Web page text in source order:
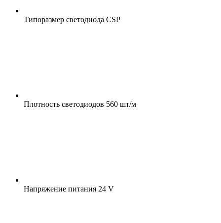
Типоразмер светодиода CSP
Плотность светодиодов 560 шт/м
Напряжение питания 24 V